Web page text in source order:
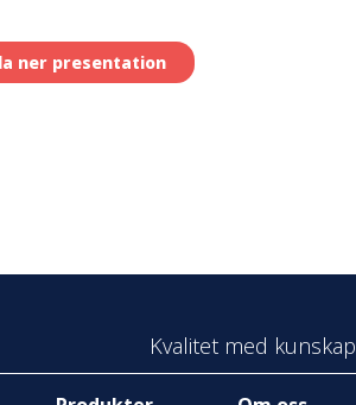
ner presentation
Kvalitet med kunskap